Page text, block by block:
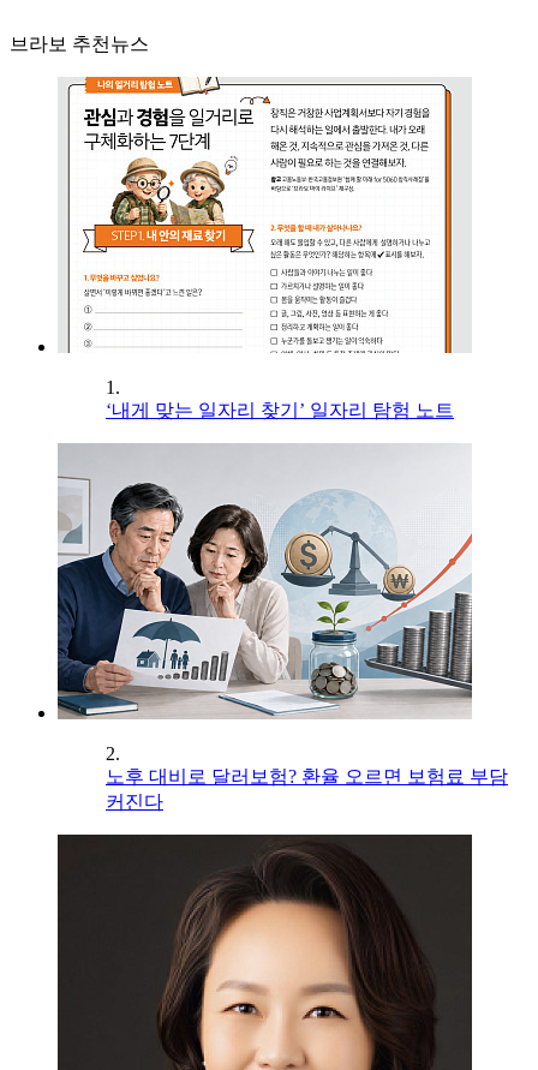
브라보 추천뉴스
1.
‘내게 맞는 일자리 찾기’ 일자리 탐험 노트
2.
노후 대비로 달러보험? 환율 오르면 보험료 부담
커진다